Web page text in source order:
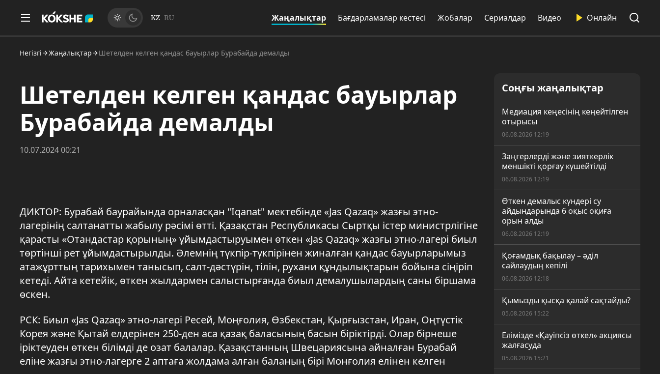
KZ RU Жаңалықтар Бағдарламалар кестесі Жобалар Сериалдар Видео Онлайн
Негізгі Жаңалықтар Шетелден келген қандас бауырлар Бурабайда демалды
Шетелден келген қандас бауырлар
Бурабайда демалды
10.07.2024 00:21
ДИКТОР: Бурабай баурайында орналасқан "Iqanat" мектебінде «Jas Qazaq» жазғы этно-
лагерінің салтанатты жабылу рәсімі өтті. Қазақстан Республикасы Сыртқы істер министрлігіне
қарасты «Отандастар қорының» ұйымдастыруымен өткен «Jas Qazaq» жазғы этно-лагері биыл
төртінші рет ұйымдастырылды. Әлемнің түкпір-түкпірінен жиналған қандас бауырларымыз
атажұрттың тарихымен танысып, салт-дәстүрін, тілін, рухани құндылықтарын бойына сіңіріп
кетеді. Айта кетейік, өткен жылдармен салыстырғанда биыл демалушылардың саны біршама
өскен.
РСК: Биыл «Jas Qazaq» этно-лагері Ресей, Моңғолия, Өзбекстан, Қырғызстан, Иран, Оңтүстік
Корея және Қытай елдерінен 250-ден аса қазақ баласының басын біріктірді. Олар бірнеше
іріктеуден өткен білімді де озат балалар. Қазақстанның Швецариясына айналған Бурабай
еліне жазғы этно-лагерге 2 аптаға жолдама алған баланың бірі Монғолия елінен келген
Соңғы жаңалықтар
Медиация кеңесінің кеңейтілген
отырысы
06.08.2026 12:19
Заңгерлерді және зияткерлік
меншікті қорғау күшейтілді
06.08.2026 12:19
Өткен демалыс күндері су
айдындарында 6 оқыс оқиға
орын алды
06.08.2026 12:19
Қоғамдық бақылау – әділ
сайлаудың кепілі
06.08.2026 12:18
Қымызды қысқа қалай сақтайды?
05.08.2026 15:22
Елімізде «Қауіпсіз өткел» акциясы
жалғасуда
05.08.2026 15:21